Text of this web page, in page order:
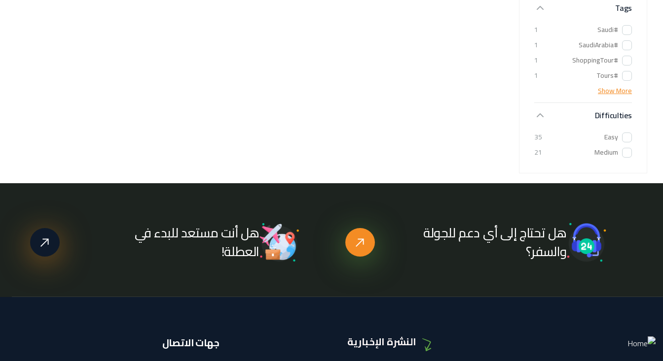
Tags
#Saudi
1
#SaudiArabia
1
#ShoppingTour
1
#Tours
1
Show More
Difficulties
Easy
35
Medium
21
هل تحتاج إلى أي دعم للجولة
والسفر؟
هل أنت مستعد للبدء في
العطلة!
النشرة الإخبارية جهات الاتصال